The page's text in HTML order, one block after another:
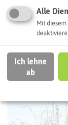
ATTRAKTIONEN IN
Was ihr
CASTROP-RAUXEL
Alle
Mit
Ich lehne
ab